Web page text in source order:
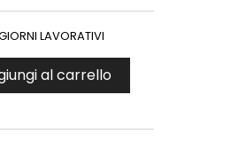
LAVORATIVI
al carrello